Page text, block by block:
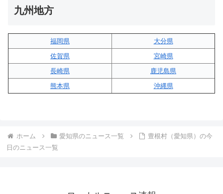
九州地方
福岡県
大分県
佐賀県
宮崎県
長崎県
鹿児島県
熊本県
沖縄県
ホーム 愛知県のニュース一覧
豊根村（愛知県）の今
日のニュース一覧